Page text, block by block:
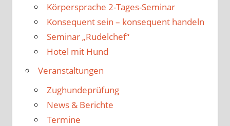
Körpersprache 2-Tages-Seminar
Konsequent sein – konsequent handeln
Seminar „Rudelchef“
Hotel mit Hund
Veranstaltungen
Zughundeprüfung
News & Berichte
Termine